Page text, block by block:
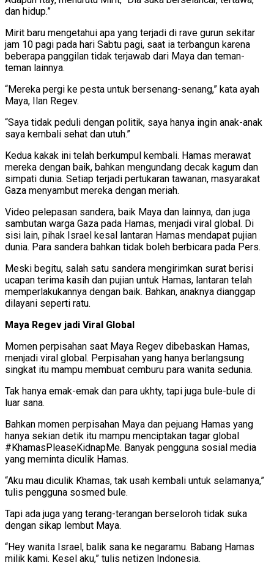
dan hidup.”
Mirit baru mengetahui apa yang terjadi di rave gurun sekitar
jam 10 pagi pada hari Sabtu pagi, saat ia terbangun karena
beberapa panggilan tidak terjawab dari Maya dan teman-
teman lainnya.
“Mereka pergi ke pesta untuk bersenang-senang,” kata ayah
Maya, Ilan Regev.
“Saya tidak peduli dengan politik, saya hanya ingin anak-anak
saya kembali sehat dan utuh.”
Kedua kakak ini telah berkumpul kembali. Hamas merawat
mereka dengan baik, bahkan mengundang decak kagum dan
simpati dunia. Setiap terjadi pertukaran tawanan, masyarakat
Gaza menyambut mereka dengan meriah.
Video pelepasan sandera, baik Maya dan lainnya, dan juga
sambutan warga Gaza pada Hamas, menjadi viral global. Di
sisi lain, pihak Israel kesal lantaran Hamas mendapat pujian
dunia. Para sandera bahkan tidak boleh berbicara pada Pers.
Meski begitu, salah satu sandera mengirimkan surat berisi
ucapan terima kasih dan pujian untuk Hamas, lantaran telah
memperlakukannya dengan baik. Bahkan, anaknya dianggap
dilayani seperti ratu.
Maya Regev jadi Viral Global
Momen perpisahan saat Maya Regev dibebaskan Hamas,
menjadi viral global. Perpisahan yang hanya berlangsung
singkat itu mampu membuat cemburu para wanita sedunia.
Tak hanya emak-emak dan para ukhty, tapi juga bule-bule di
luar sana.
Bahkan momen perpisahan Maya dan pejuang Hamas yang
hanya sekian detik itu mampu menciptakan tagar global
#KhamasPleaseKidnapMe. Banyak pengguna sosial media
yang meminta diculik Hamas.
“Aku mau diculik Khamas, tak usah kembali untuk selamanya,”
tulis pengguna sosmed bule.
Tapi ada juga yang terang-terangan berseloroh tidak suka
dengan sikap lembut Maya.
“Hey wanita Israel, balik sana ke negaramu. Babang Hamas
milik kami. Kesel aku,” tulis netizen Indonesia.